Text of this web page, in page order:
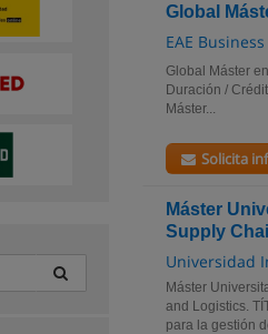
Global
EAE
Global Máster
Duración /
Máster...
Solicita
Máster
Supply
Universidad
Máster
and Logistics.
para la gestión